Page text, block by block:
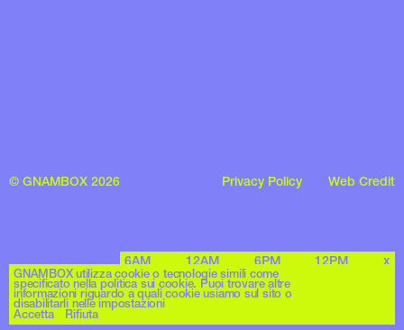
© GNAMBOX 2026 Privacy Policy Web Credit
6AM 12AM 6PM 12PM x
GNAMBOX utilizza cookie o tecnologie simili come
specificato nella politica sui cookie. Puoi trovare altre
informazioni riguardo a quali cookie usiamo sul sito o
disabilitarli nelle impostazioni
Accetta Rifiuta